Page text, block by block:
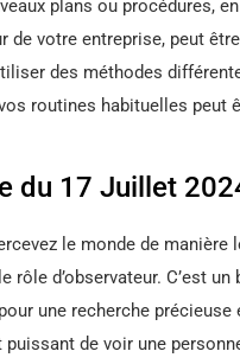
plans ou procédures,
de votre entreprise, peut
des méthodes
routines habituelles peut
du 17 Juillet
le monde de
rôle d’observateur. C’est
une recherche
de voir une